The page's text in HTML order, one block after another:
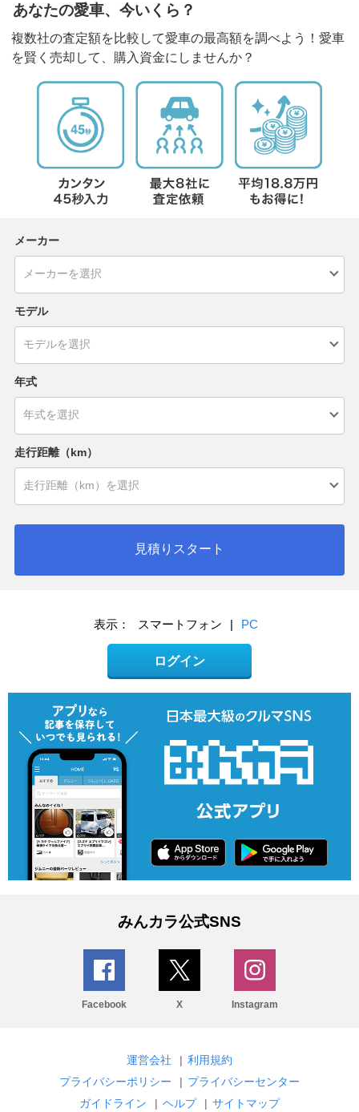
あなたの愛車、今いくら？
複数社の査定額を比較して愛車の最高額を調べよう！愛車
を賢く売却して、購入資金にしませんか？
メーカー
モデル
年式
走行距離（km）
見積りスタート
表示： スマートフォン | PC
ログイン
みんカラ公式SNS
Facebook X Instagram
運営会社 | 利用規約
プライバシーポリシー
| プライバシーセンター
ガイドライン
| ヘルプ | サイトマップ